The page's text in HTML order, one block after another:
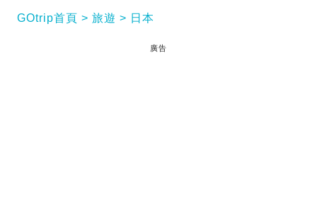
GOtrip首頁 旅遊 日本
廣告